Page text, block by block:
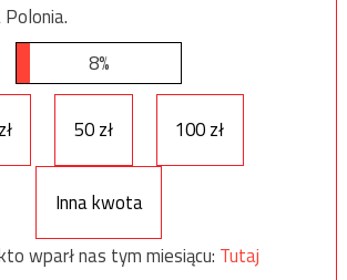
8%
50 zł 100 zł
Inna kwota
wparł nas tym miesiącu: Tutaj